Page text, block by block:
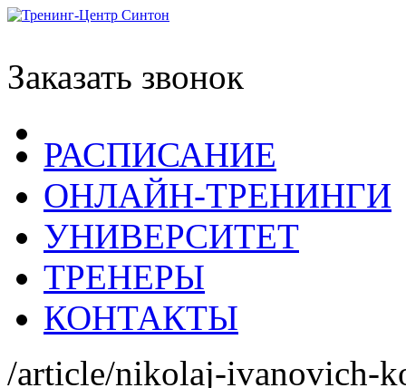
Заказать звонок
РАСПИСАНИЕ
ОНЛАЙН-ТРЕНИНГИ
УНИВЕРСИТЕТ
ТРЕНЕРЫ
КОНТАКТЫ
/article/nikolaj-ivanovich-